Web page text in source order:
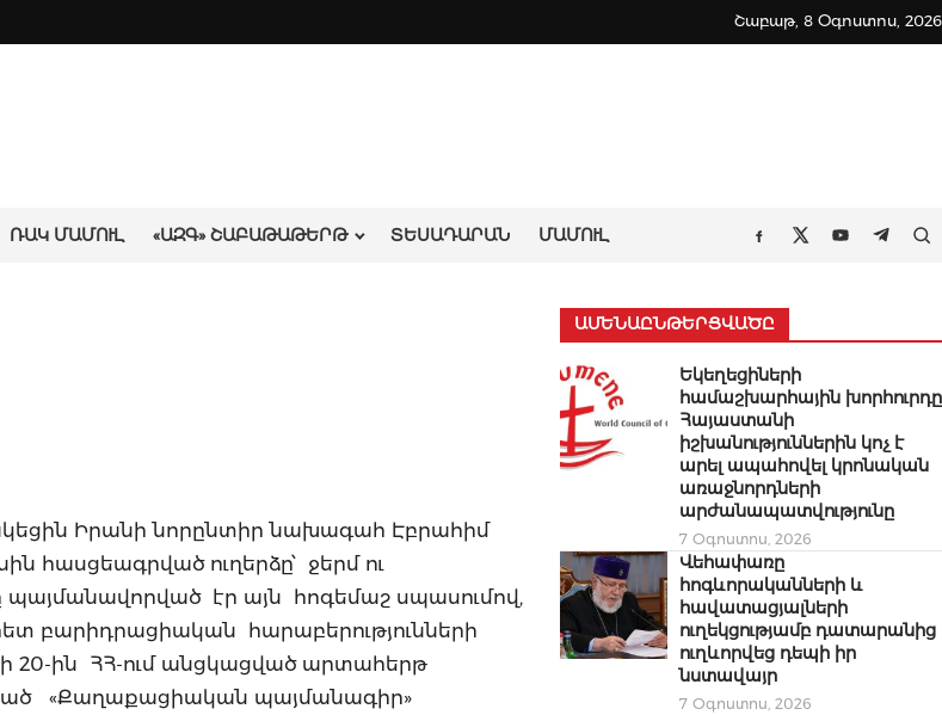
Շաբաթ, 8 Օգոստոս, 2026
ՌԱԿ ՄԱՄՈՒԼ «ԱԶԳ» ՇԱԲԱԹԱԹԵՐԹ ՏԵՍԱԴԱՐԱՆ ՄԱՄՈՒԼ
Facebook
TwitterYoutube
Իրանի նորընտիր նախագահ Էբրահիմ
հասցեագրված ուղերձը՝ ջերմ ու
պայմանավորված էր այն հոգեմաշ սպասումով,
բարիդրացիական հարաբերությունների
20-ին ՀՀ-ում անցկացված արտահերթ
«Քաղաքացիական պայմանագիր»
ԱՄԵՆԱԸՆԹԵՐՑՎԱԾԸ
Եկեղեցիների
համաշխարհային խորհուրդը
Հայաստանի
իշխանություններին կոչ է
արել ապահովել կրոնական
առաջնորդների
արժանապատվությունը
7 Օգոստոս, 2026
Վեհափառը
հոգևորականների և
հավատացյալների
ուղեկցությամբ դատարանից
ուղևորվեց դեպի իր
նստավայր
7 Օգոստոս, 2026